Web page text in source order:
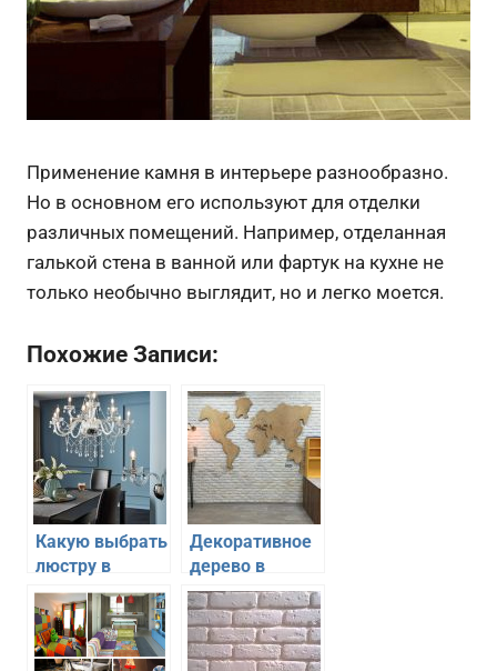
Применение камня в интерьере разнообразно.
Но в основном его используют для отделки
различных помещений. Например, отделанная
галькой стена в ванной или фартук на кухне не
только необычно выглядит, но и легко моется.
Похожие Записи:
Какую выбрать
люстру в
интерьере
квартиры
Декоративное
дерево в
интерьере –
красивые
варианты
дизайна